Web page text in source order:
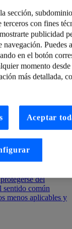
la industria del
ransomware?
del
sentido común
menos aplicables y
sección,
con fines
publicidad
Puedes
en el botón
momento
más detallada,
Aceptar